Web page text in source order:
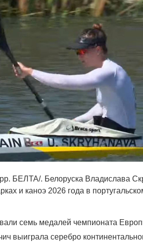
БЕЛТА/. Белоруска Владислава
и каноэ 2026 года в
семь медалей чемпионата
выиграла серебро